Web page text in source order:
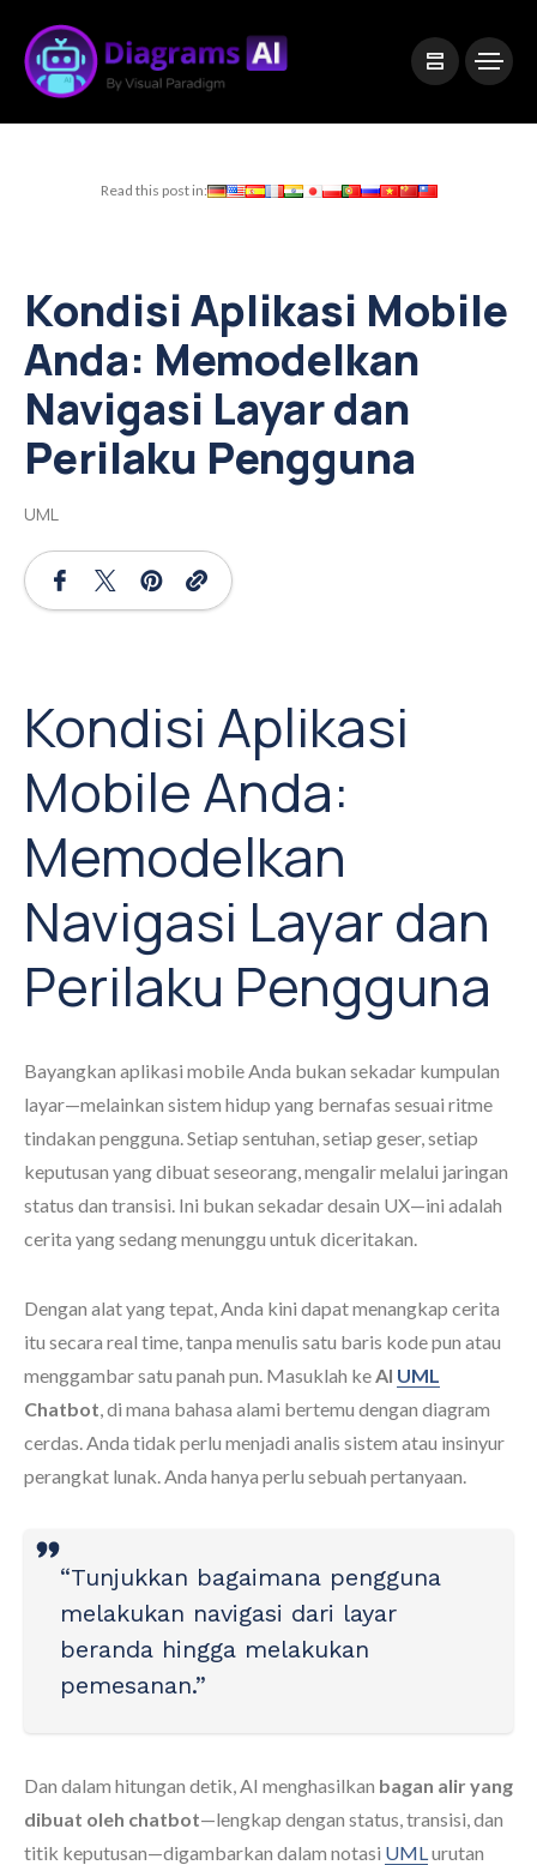
Read this post in:
Kondisi Aplikasi Mobile
Anda: Memodelkan
Navigasi Layar dan
Perilaku Pengguna
UML
Kondisi Aplikasi
Mobile Anda:
Memodelkan
Navigasi Layar dan
Perilaku Pengguna
Bayangkan aplikasi mobile Anda bukan sekadar kumpulan
layar—melainkan sistem hidup yang bernafas sesuai ritme
tindakan pengguna. Setiap sentuhan, setiap geser, setiap
keputusan yang dibuat seseorang, mengalir melalui jaringan
status dan transisi. Ini bukan sekadar desain UX—ini adalah
cerita yang sedang menunggu untuk diceritakan.
Dengan alat yang tepat, Anda kini dapat menangkap cerita
itu secara real time, tanpa menulis satu baris kode pun atau
menggambar satu panah pun. Masuklah keAI UML
Chatbot, di mana bahasa alami bertemu dengan diagram
cerdas. Anda tidak perlu menjadi analis sistem atau insinyur
perangkat lunak. Anda hanya perlu sebuah pertanyaan.
“Tunjukkan bagaimana pengguna
melakukan navigasi dari layar
beranda hingga melakukan
pemesanan.”
Dan dalam hitungan detik, AI menghasilkan bagan alir yang
dibuat oleh chatbot—lengkap dengan status, transisi, dan
titik keputusan—digambarkan dalam notasi UMLurutan